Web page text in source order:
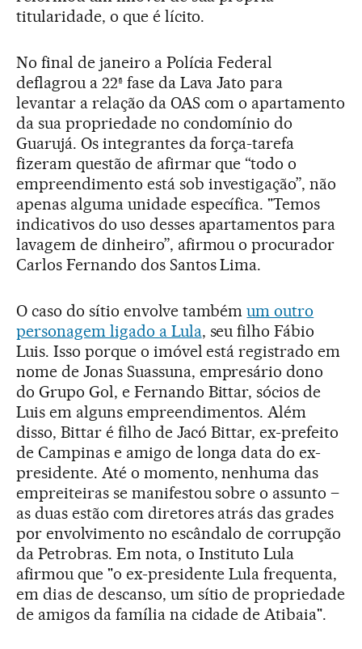
titularidade, o que é lícito.
No final de janeiro a Polícia Federal
deflagrou a 22ª fase da Lava Jato para
levantar a relação da OAS com o apartamento
da sua propriedade no condomínio do
Guarujá. Os integrantes da força-tarefa
fizeram questão de afirmar que “todo o
empreendimento está sob investigação”, não
apenas alguma unidade específica. "Temos
indicativos do uso desses apartamentos para
lavagem de dinheiro”, afirmou o procurador
Carlos Fernando dos Santos Lima.
O caso do sítio envolve tambémum outro
personagem ligado a Lula, seu filho Fábio
Luis. Isso porque o imóvel está registrado em
nome de Jonas Suassuna, empresário dono
do Grupo Gol, e Fernando Bittar, sócios de
Luis em alguns empreendimentos. Além
disso, Bittar é filho de Jacó Bittar, ex-prefeito
de Campinas e amigo de longa data do ex-
presidente. Até o momento, nenhuma das
empreiteiras se manifestou sobre o assunto –
as duas estão com diretores atrás das grades
por envolvimento no escândalo de corrupção
da Petrobras. Em nota, o Instituto Lula
afirmou que "o ex-presidente Lula frequenta,
em dias de descanso, um sítio de propriedade
de amigos da família na cidade de Atibaia".